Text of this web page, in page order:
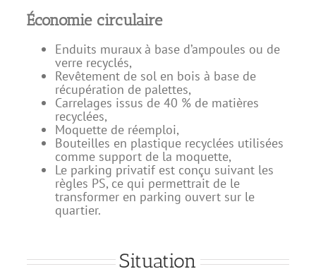
Économie circulaire
Enduits muraux à base d’ampoules ou de
verre recyclés,
Revêtement de sol en bois à base de
récupération de palettes,
Carrelages issus de 40 % de matières
recyclées,
Moquette de réemploi,
Bouteilles en plastique recyclées utilisées
comme support de la moquette,
Le parking privatif est conçu suivant les
règles PS, ce qui permettrait de le
transformer en parking ouvert sur le
quartier.
Situation